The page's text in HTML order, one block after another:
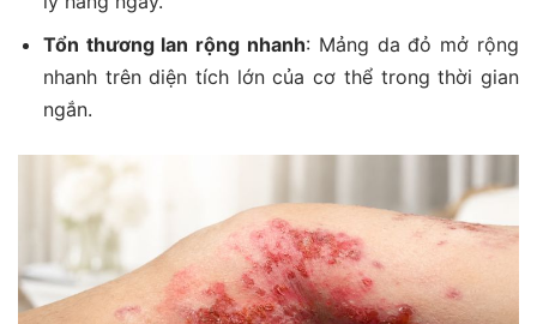
Tổn thương lan rộng nhanh: Mảng da đỏ mở rộng
nhanh trên diện tích lớn của cơ thể trong thời gian
ngắn.